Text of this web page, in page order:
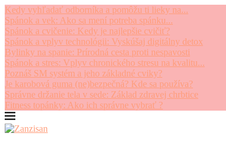
Kedy vyhľadať odborníka a pomôžu ti lieky na...
Spánok a vek: Ako sa mení potreba spánku...
Spánok a cvičenie: Kedy je najlepšie cvičiť?
Spánok a vplyv technológii: Vyskúšaj digitálny detox
Bylinky na spanie: Prírodná cesta proti nespavosti
Spánok a stres: Vplyv chronického stresu na kvalitu...
Poznáš SM systém a jeho základné cviky?
Je karobová guma (ne)bezpečná? Kde sa používa?
Správne držanie tela v sede: Základ zdravej chrbtice
Fitness topánky: Ako ich správne vybrať ?